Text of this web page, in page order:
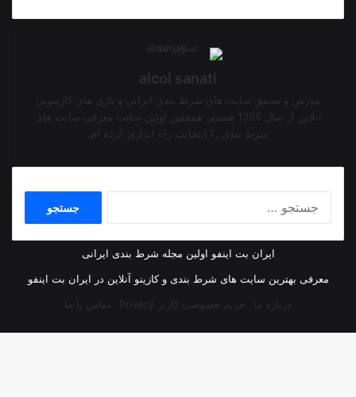
alcol sanati
مدرس و محقق سایت های شرط بندی ایرانی و بازی های کازینویی
آنلاین از سال 1395 هستم. همچنین اولین سایت معرفی سایت های
شرط بندی را اینجانب راه اندازی کرده ام.
ایران بت اینفو اولین مجله شرط بندی ایرانی
معرفی بهترین سایت های شرط بندی و کازینو آنلاین در ایران بت اینفو
درباره ما
حریم خصوصی کاربر Privacy تماس با ما